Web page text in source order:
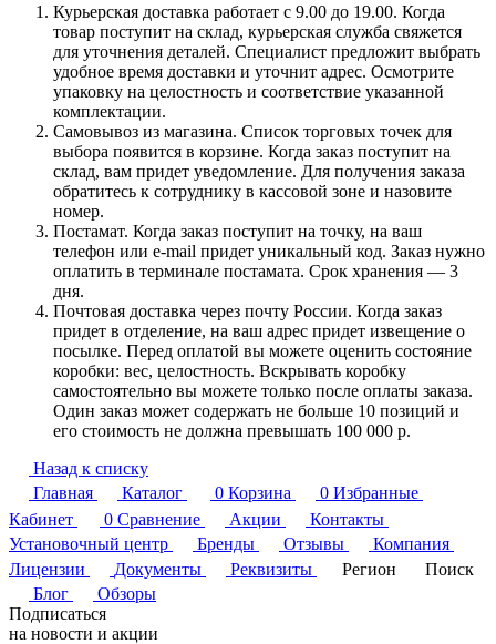
Курьерская доставка работает с 9.00 до 19.00. Когда
товар поступит на склад, курьерская служба свяжется
для уточнения деталей. Специалист предложит выбрать
удобное время доставки и уточнит адрес. Осмотрите
упаковку на целостность и соответствие указанной
комплектации.
Самовывоз из магазина. Список торговых точек для
выбора появится в корзине. Когда заказ поступит на
склад, вам придет уведомление. Для получения заказа
обратитесь к сотруднику в кассовой зоне и назовите
номер.
Постамат. Когда заказ поступит на точку, на ваш
телефон или e-mail придет уникальный код. Заказ нужно
оплатить в терминале постамата. Срок хранения — 3
дня.
Почтовая доставка через почту России. Когда заказ
придет в отделение, на ваш адрес придет извещение о
посылке. Перед оплатой вы можете оценить состояние
коробки: вес, целостность. Вскрывать коробку
самостоятельно вы можете только после оплаты заказа.
Один заказ может содержать не больше 10 позиций и
его стоимость не должна превышать 100 000 р.
Назад к списку
Главная
Каталог 0 Корзина 0 Избранные
Кабинет
0 Сравнение Акции
Контакты
Установочный центр
Бренды Отзывы
Компания
Лицензии
Документы Реквизиты Регион
Поиск
Блог
Обзоры
Подписаться
на новости и акции